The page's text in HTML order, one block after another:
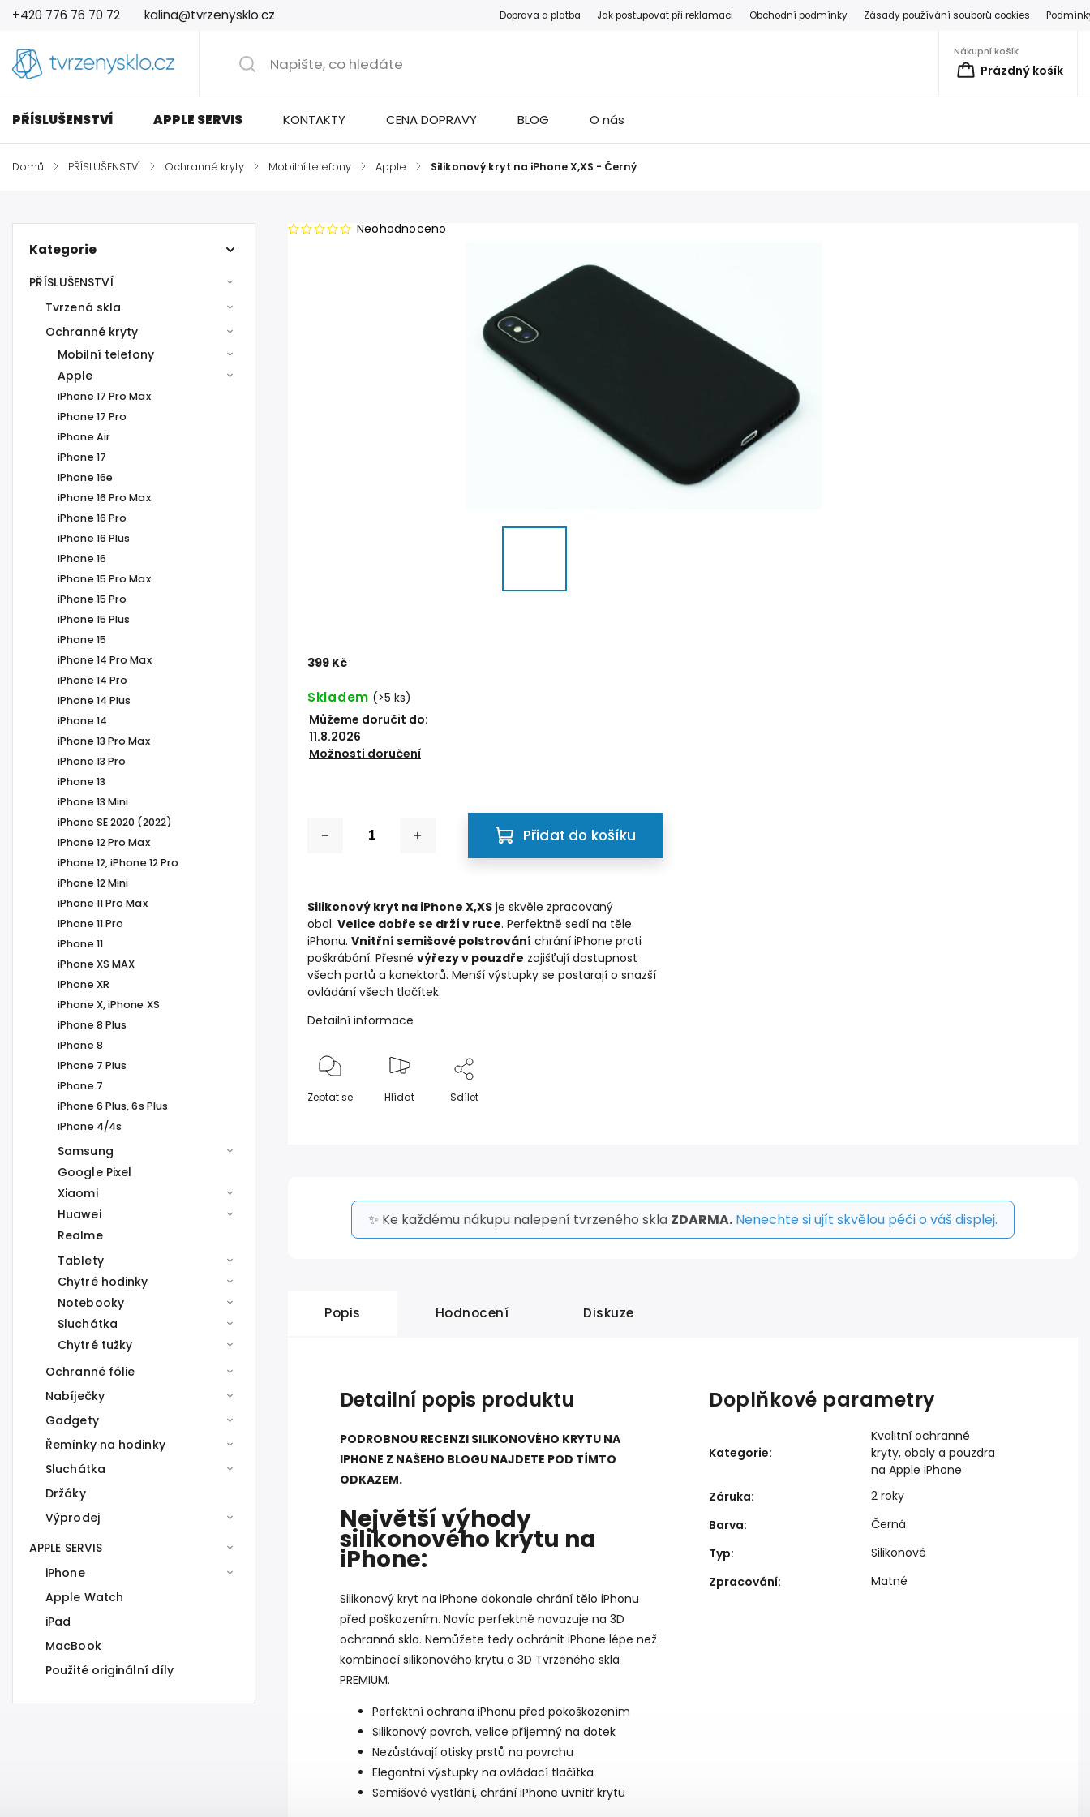
+420 776 76 70 72 kalina@tvrzenysklo.cz Doprava a platba Jak postupovat při reklamaci Obchodní podmínky Zásady používání souborů cookies
Nákupní košík
Prázdný košík
PŘÍSLUŠENSTVÍ APPLE SERVIS KONTAKTY CENA DOPRAVY BLOG O nás
Domů / PŘÍSLUŠENSTVÍ / Ochranné kryty / Mobilní telefony / Apple / Silikonový kryt na iPhone X,XS - Černý
Kategorie
PŘÍSLUŠENSTVÍ
Tvrzená skla
Ochranné kryty
Mobilní telefony
Apple
iPhone 17 Pro Max
iPhone 17 Pro
iPhone Air
iPhone 17
iPhone 16e
iPhone 16 Pro Max
iPhone 16 Pro
iPhone 16 Plus
iPhone 16
iPhone 15 Pro Max
iPhone 15 Pro
iPhone 15 Plus
iPhone 15
iPhone 14 Pro Max
iPhone 14 Pro
iPhone 14 Plus
iPhone 14
iPhone 13 Pro Max
iPhone 13 Pro
iPhone 13
iPhone 13 Mini
iPhone SE 2020 (2022)
iPhone 12 Pro Max
iPhone 12, iPhone 12 Pro
iPhone 12 Mini
iPhone 11 Pro Max
iPhone 11 Pro
iPhone 11
iPhone XS MAX
iPhone XR
iPhone X, iPhone XS
iPhone 8 Plus
iPhone 8
iPhone 7 Plus
iPhone 7
iPhone 6 Plus, 6s Plus
iPhone 4/4s
Samsung
Google Pixel
Xiaomi
Huawei
Realme
Tablety
Chytré hodinky
Notebooky
Sluchátka
Chytré tužky
Ochranné fólie
Nabíječky
Gadgety
Řemínky na hodinky
Sluchátka
Držáky
Výprodej
APPLE SERVIS
iPhone
Apple Watch
iPad
MacBook
Použité originální díly
Neohodnoceno
399 Kč
Skladem (>5 ks)
Můžeme doručit do:
11.8.2026
Možnosti doručení
Přidat do košíku
Silikonový kryt na iPhone X,XS je skvěle zpracovaný
obal. Velice dobře se drží v ruce. Perfektně sedí na těle
iPhonu. Vnitřní semišové polstrování chrání iPhone proti
poškrábání. Přesné výřezy v pouzdře zajišťují dostupnost
všech portů a konektorů. Menší výstupky se postarají o snazší
ovládání všech tlačítek.
Detailní informace
Zeptat se Hlídat Sdílet
✨ Ke každému nákupu nalepení tvrzeného skla ZDARMA. Nenechte si ujít skvělou péči o váš displej.
Popis Hodnocení Diskuze
Detailní popis produktu
PODROBNOU RECENZI SILIKONOVÉHO KRYTU NA
IPHONE Z NAŠEHO BLOGU NAJDETE POD TÍMTO
ODKAZEM.
Největší výhody
silikonového krytu na
iPhone:
Silikonový kryt na iPhone dokonale chrání tělo iPhonu
před poškozením. Navíc perfektně navazuje na 3D
ochranná skla. Nemůžete tedy ochránit iPhone lépe než
kombinací silikonového krytu a 3D Tvrzeného skla
PREMIUM.
Perfektní ochrana iPhonu před pokoškozením
Silikonový povrch, velice příjemný na dotek
Nezůstávají otisky prstů na povrchu
Elegantní výstupky na ovládací tlačítka
Semišové vystlání, chrání iPhone uvnitř krytu
Doplňkové parametry
Kategorie:
Kvalitní ochranné
kryty, obaly a pouzdra
na Apple iPhone
Záruka:
2 roky
Barva:
Černá
Typ:
Silikonové
Zpracování: Matné